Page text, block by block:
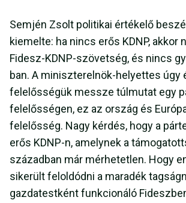
Semjén Zsolt politikai értékelő
kiemelte: ha nincs erős KDNP, akkor
Fidesz-KDNP-szövetség, és nincs
ban. A miniszterelnök-helyettes úgy
felelősségük messze túlmutat egy
felelősségen, ez az ország és
felelősség. Nagy kérdés, hogy a
erős KDNP-n, amelynek a
században már mérhetetlen. Hogy
sikerült feloldódni a maradék
gazdatestként funkcionáló